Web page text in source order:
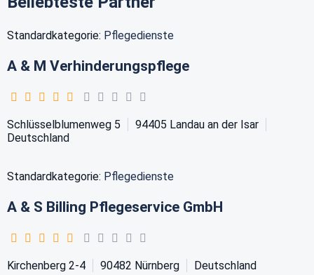
Standardkategorie: Pflegedienste
A & M Verhinderungspflege
Schlüsselblumenweg 5 94405 Landau an der Isar
Deutschland
Standardkategorie: Pflegedienste
A & S Billing Pflegeservice GmbH
Kirchenberg 2-4 90482 Nürnberg Deutschland